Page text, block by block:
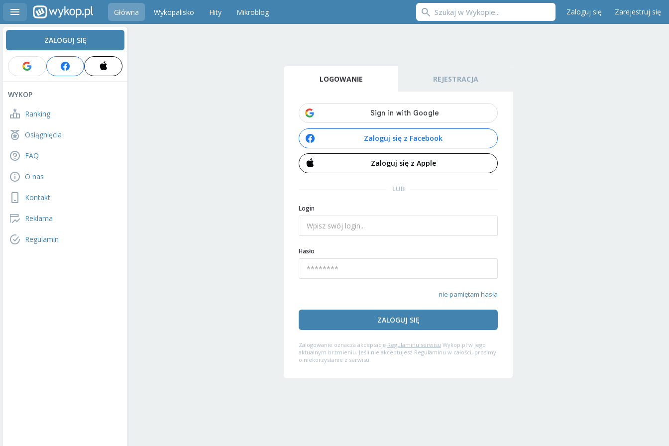
Główna Wykopalisko Hity Mikroblog Zaloguj się Zarejestruj się
ZALOGUJ SIĘ
WYKOP
Ranking
Osiągnięcia
FAQ
O nas
Kontakt
Reklama
Regulamin
LOGOWANIE REJESTRACJA
Zaloguj się z Facebook
Zaloguj się z Apple
LUB
Login
Hasło
nie pamiętam hasła
ZALOGUJ SIĘ
Zalogowanie oznacza akceptację Regulaminu serwisu Wykop.pl w jego
aktualnym brzmieniu. Jeśli nie akceptujesz Regulaminu w całości, prosimy
o niekorzystanie z serwisu.